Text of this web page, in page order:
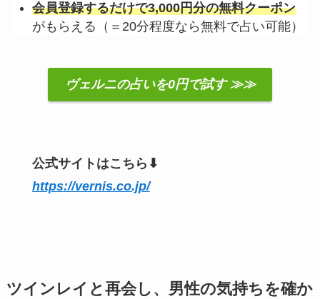
会員登録するだけで3,000円分の無料クーポン
がもらえる（＝20分程度なら無料で占い可能）
ヴェルニの占いを0円で試す ≫≫
公式サイトはこちら⬇︎
https://vernis.co.jp/
ツインレイと再会し、男性の気持ちを確か